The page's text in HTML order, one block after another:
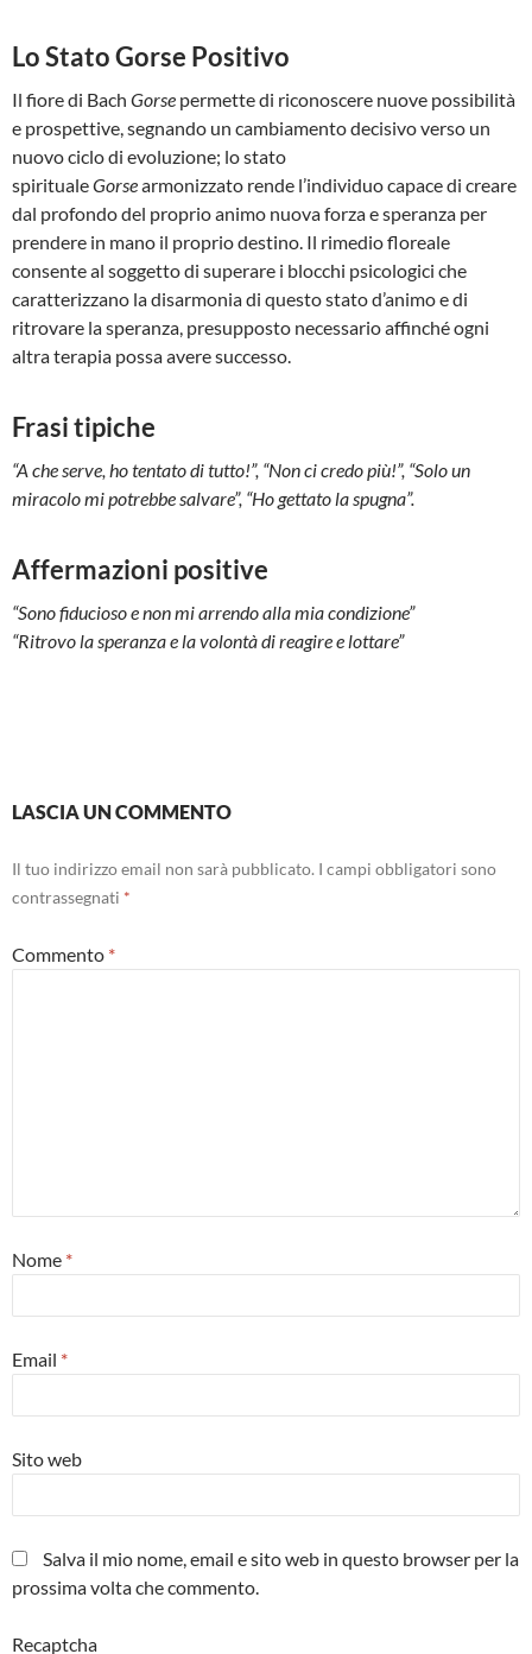
Lo Stato Gorse Positivo
Il fiore di Bach Gorse permette di riconoscere nuove possibilità
e prospettive, segnando un cambiamento decisivo verso un
nuovo ciclo di evoluzione; lo stato
spiritualeGorsearmonizzato rende l’individuo capace di creare
dal profondo del proprio animo nuova forza e speranza per
prendere in mano il proprio destino. Il rimedio floreale
consente al soggetto di superare i blocchi psicologici che
caratterizzano la disarmonia di questo stato d’animo e di
ritrovare la speranza, presupposto necessario affinché ogni
altra terapia possa avere successo.
Frasi tipiche
“A che serve, ho tentato di tutto!”, “Non ci credo più!”, “Solo un
miracolo mi potrebbe salvare”, “Ho gettato la spugna”.
Affermazioni positive
“Sono fiducioso e non mi arrendo alla mia condizione”
“Ritrovo la speranza e la volontà di reagire e lottare”
LASCIA UN COMMENTO
Il tuo indirizzo email non sarà pubblicato. I campi obbligatori sono
contrassegnati *
Commento *
Nome *
Email *
Sito web
Salva il mio nome, email e sito web in questo browser per la
prossima volta che commento.
Recaptcha